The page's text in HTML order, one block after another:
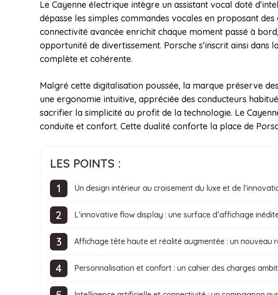
Le Cayenne électrique intègre un assistant vocal doté
dépasse les simples commandes vocales en proposant
connectivité avancée enrichit chaque moment passé à
opportunité de divertissement. Porsche s’inscrit ainsi
complète et cohérente.
Malgré cette digitalisation poussée, la marque préserve
une ergonomie intuitive, appréciée des conducteurs
sacrifier la simplicité au profit de la technologie. Le
conduite et confort. Cette dualité conforte la place de
LES POINTS :
Un design intérieur au croisement du luxe et de
L’innovative flow display : une surface d’affichage
Affichage tête haute et réalité augmentée : un nouveau
Personnalisation et confort : un cahier des charges